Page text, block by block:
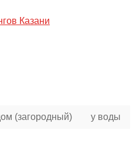
Казани
(загородный)
у воды